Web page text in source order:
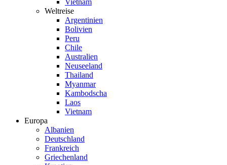
Vietnam
Weltreise
Argentinien
Bolivien
Peru
Chile
Australien
Neuseeland
Thailand
Myanmar
Kambodscha
Laos
Vietnam
Europa
Albanien
Deutschland
Frankreich
Griechenland